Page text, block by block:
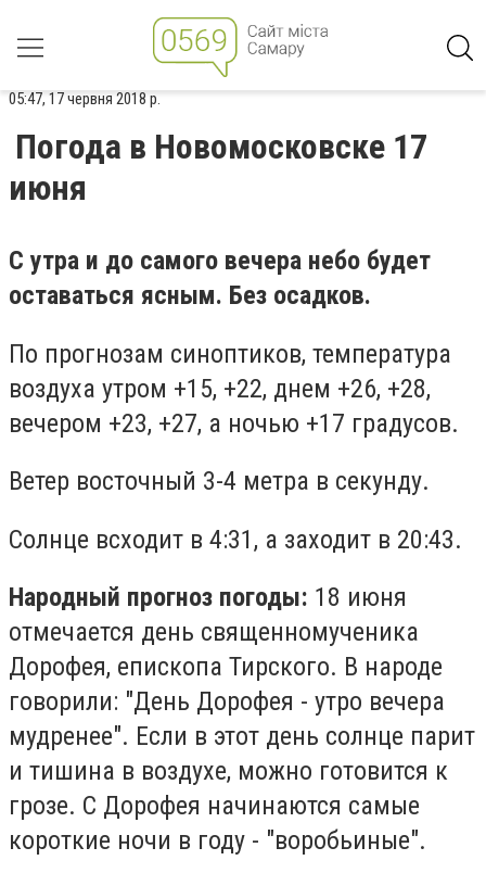
05:47, 17 червня 2018 р.
Погода в Новомосковске 17
июня
С утра и до самого вечера небо будет
оставаться ясным. Без осадков.
По прогнозам синоптиков, температура
воздуха утром +15, +22, днем +26, +28,
вечером +23, +27, а ночью +17 градусов.
Ветер восточный 3-4 метра в секунду.
Солнце всходит в 4:31, а заходит в 20:43.
Народный прогноз погоды: 18 июня
отмечается день священномученика
Дорофея, епископа Тирского. В народе
говорили: "День Дорофея - утро вечера
мудренее". Если в этот день солнце парит
и тишина в воздухе, можно готовится к
грозе. С Дорофея начинаются самые
короткие ночи в году - "воробьиные".